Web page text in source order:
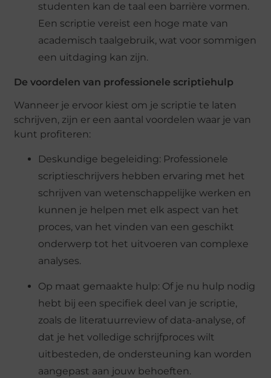
studenten kan de taal een barrière vormen.
Een scriptie vereist een hoge mate van
academisch taalgebruik, wat voor sommigen
een uitdaging kan zijn.
De voordelen van professionele scriptiehulp
Wanneer je ervoor kiest om je scriptie te laten
schrijven, zijn er een aantal voordelen waar je van
kunt profiteren:
Deskundige begeleiding: Professionele
scriptieschrijvers hebben ervaring met het
schrijven van wetenschappelijke werken en
kunnen je helpen met elk aspect van het
proces, van het vinden van een geschikt
onderwerp tot het uitvoeren van complexe
analyses.
Op maat gemaakte hulp: Of je nu hulp nodig
hebt bij een specifiek deel van je scriptie,
zoals de literatuurreview of data-analyse, of
dat je het volledige schrijfproces wilt
uitbesteden, de ondersteuning kan worden
aangepast aan jouw behoeften.